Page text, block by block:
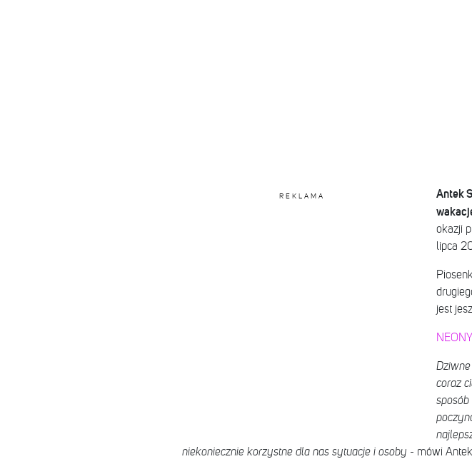
REKLAMA
Antek
okazji
lipca
jest
coraz
sposób
niekoniecznie korzystne dla nas sytuacje i osoby - mówi